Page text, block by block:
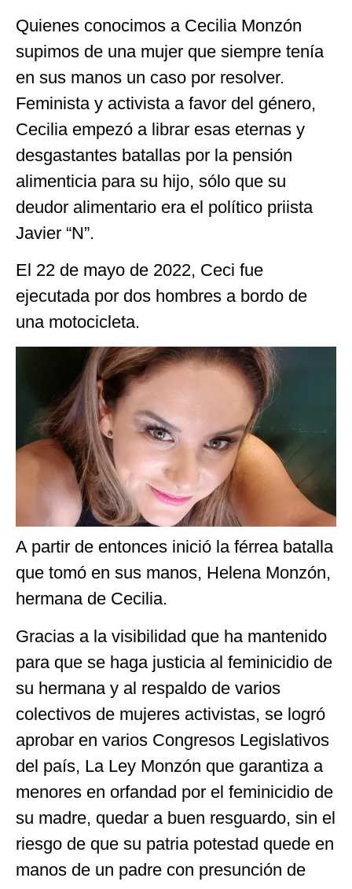
Quienes conocimos a Cecilia Monzón
supimos de una mujer que siempre tenía
en sus manos un caso por resolver.
Feminista y activista a favor del género,
Cecilia empezó a librar esas eternas y
desgastantes batallas por la pensión
alimenticia para su hijo, sólo que su
deudor alimentario era el político priista
Javier “N”.
El 22 de mayo de 2022, Ceci fue
ejecutada por dos hombres a bordo de
una motocicleta.
A partir de entonces inició la férrea batalla
que tomó en sus manos, Helena Monzón,
hermana de Cecilia.
Gracias a la visibilidad que ha mantenido
para que se haga justicia al feminicidio de
su hermana y al respaldo de varios
colectivos de mujeres activistas, se logró
aprobar en varios Congresos Legislativos
del país, La Ley Monzón que garantiza a
menores en orfandad por el feminicidio de
su madre, quedar a buen resguardo, sin el
riesgo de que su patria potestad quede en
manos de un padre con presunción de